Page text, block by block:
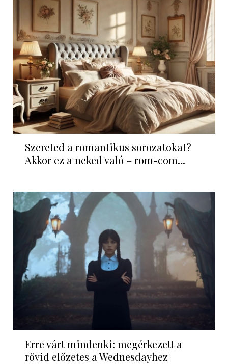
Szereted a romantikus sorozatokat?
Akkor ez a neked való – rom-com...
Erre várt mindenki: megérkezett a
rövid előzetes a Wednesdayhez